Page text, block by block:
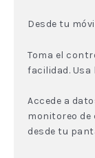
Desde tu
Toma el
facilidad. Usa
Accede a
monitoreo de
desde tu